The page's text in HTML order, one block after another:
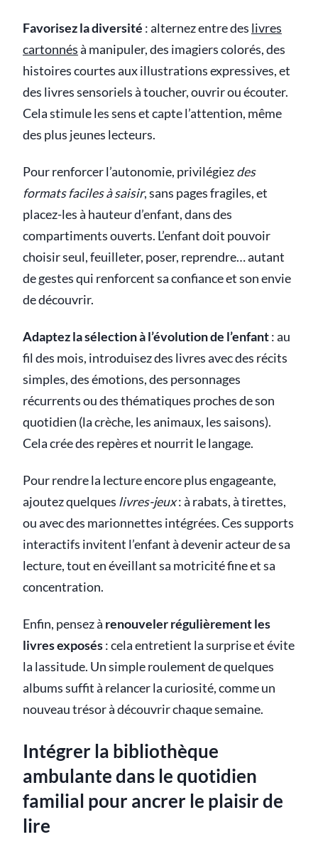
Favorisez la diversité : alternez entre des livres
cartonnésà manipuler, des imagiers colorés, des
histoires courtes aux illustrations expressives, et
des livres sensoriels à toucher, ouvrir ou écouter.
Cela stimule les sens et capte l’attention, même
des plus jeunes lecteurs.
Pour renforcer l’autonomie, privilégiezdes
formats faciles à saisir, sans pages fragiles, et
placez-les à hauteur d’enfant, dans des
compartiments ouverts. L’enfant doit pouvoir
choisir seul, feuilleter, poser, reprendre… autant
de gestes qui renforcent sa confiance et son envie
de découvrir.
Adaptez la sélection à l’évolution de l’enfant: au
fil des mois, introduisez des livres avec des récits
simples, des émotions, des personnages
récurrents ou des thématiques proches de son
quotidien (la crèche, les animaux, les saisons).
Cela crée des repères et nourrit le langage.
Pour rendre la lecture encore plus engageante,
ajoutez quelques livres-jeux: à rabats, à tirettes,
ou avec des marionnettes intégrées. Ces supports
interactifs invitent l’enfant à devenir acteur de sa
lecture, tout en éveillant sa motricité fine et sa
concentration.
Enfin, pensez à renouveler régulièrement les
livres exposés: cela entretient la surprise et évite
la lassitude. Un simple roulement de quelques
albums suffit à relancer la curiosité, comme un
nouveau trésor à découvrir chaque semaine.
Intégrer la bibliothèque
ambulante dans le quotidien
familial pour ancrer le plaisir de
lire